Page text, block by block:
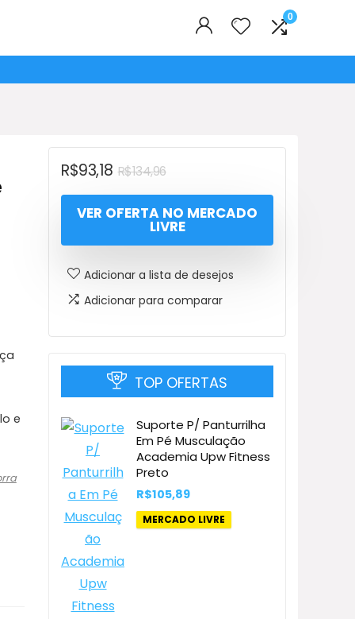
0
e
R$134,96O
preço
original
era:
R$93,18
O
preço
atual
é:
VER OFERTA NO MERCADO
LIVRE
Adicionar a lista de desejos
Adicionar para comparar
TOP OFERTAS
Suporte P/ Panturrilha
Em Pé Musculação
Academia Upw Fitness
Preto
R$105,89
MERCADO LIVRE